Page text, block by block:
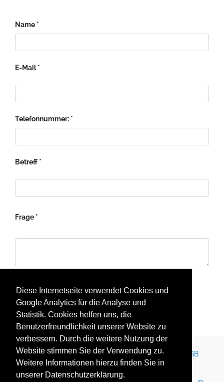
Diese Internetseite verwendet Cookies und
Google Analytics für die Analyse und
Statistik. Cookies helfen uns, die
Benutzerfreundlichkeit unserer Website zu
verbessern. Durch die weitere Nutzung der
Website stimmen Sie der Verwendung zu.
Weitere Informationen hierzu finden Sie in
unserer Datenschutzerklärung.
Name
E-Mail
Telefonnummer:
Betreff
Frage
Senden
Kontakt Impressum Newsletter Karriere
AGB
Datenschutz
Nutzungsbedingungen